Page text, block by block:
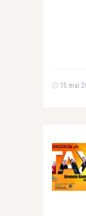
15 mai